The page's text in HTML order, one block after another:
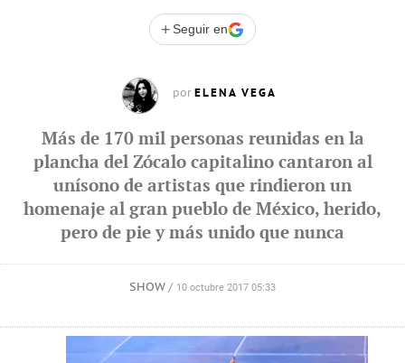
+ Seguir en
por ELENA VEGA
Más de 170 mil personas reunidas en la
plancha del Zócalo capitalino cantaron al
unísono de artistas que rindieron un
homenaje al gran pueblo de México, herido,
pero de pie y más unido que nunca
SHOW / 10 octubre 2017 05:33
COMPARTIR